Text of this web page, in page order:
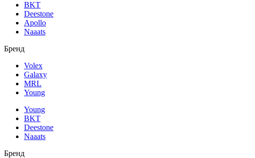
BKT
Deestone
Apollo
Naaats
Бренд
Volex
Galaxy
MRL
Young
Young
BKT
Deestone
Naaats
Бренд